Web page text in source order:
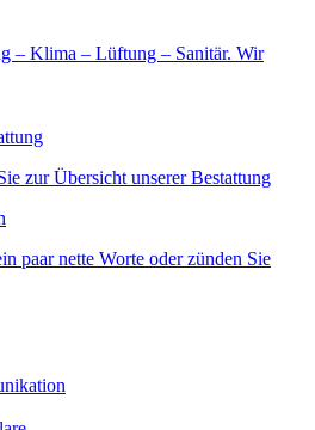
– Klima – Lüftung – Sanitär. Wir
zur Übersicht unserer Bestattung
paar nette Worte oder zünden Sie